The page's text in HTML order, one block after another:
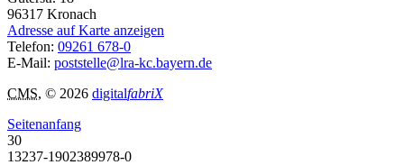
96317 Kronach
Adresse auf Karte anzeigen
Telefon: 09261 678-0
E-Mail: poststelle@lra-kc.bayern.de
CMS, © 2026 digitalfabriX
Seitenanfang
30
13237-1902389978-0